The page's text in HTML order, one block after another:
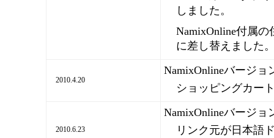
しました。
NamixOnline付属
に差し替えました
2010.4.20
NamixOnlineバージョ
ショッピングカー
2010.6.23
NamixOnlineバージョ
リンク元が日本語